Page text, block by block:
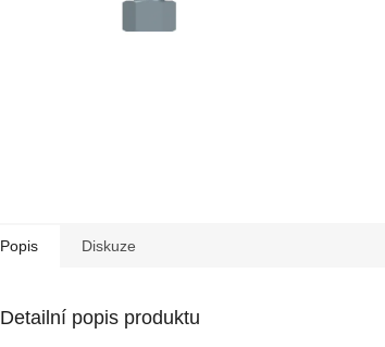
Popis Diskuze
Detailní popis produktu